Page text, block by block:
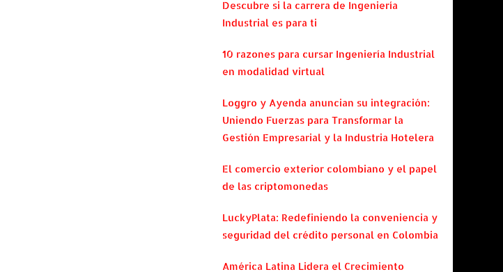
Descubre si la carrera de Ingeniería
Industrial es para ti
10 razones para cursar Ingeniería Industrial
en modalidad virtual
Loggro y Ayenda anuncian su integración:
Uniendo Fuerzas para Transformar la
Gestión Empresarial y la Industria Hotelera
El comercio exterior colombiano y el papel
de las criptomonedas
LuckyPlata: Redefiniendo la conveniencia y
seguridad del crédito personal en Colombia
América Latina Lidera el Crecimiento